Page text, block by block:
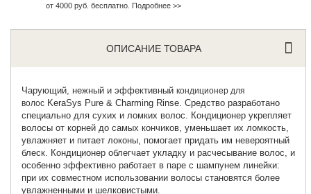
от 4000 руб. бесплатно. Подробнее >>
ОПИСАНИЕ ТОВАРА
Чарующий, нежный и эффективныйкондиционер для
волос KeraSys Pure & Charming Rinse. Средство разработано
специально для сухих и ломких волос. Кондиционер укрепляет
волосы от корней до самых кончиков, уменьшает их ломкость,
увлажняет и питает локоны, помогает придать им невероятный
блеск. Кондиционер облегчает укладку и расчесывание волос, и
особенно эффективно работает в паре с шампунем линейки:
при их совместном использовании волосы становятся более
увлажненными и шелковистыми.